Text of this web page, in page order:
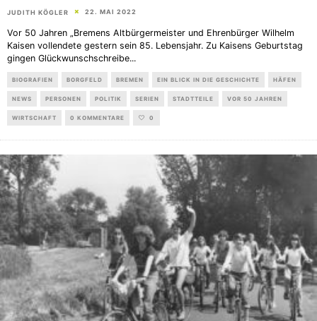
JUDITH KÖGLER 22. MAI 2022
Vor 50 Jahren „Bremens Altbürgermeister und Ehrenbürger Wilhelm
Kaisen vollendete gestern sein 85. Lebensjahr. Zu Kaisens Geburtstag
gingen Glückwunschschreibe...
BIOGRAFIEN BORGFELD BREMEN EIN BLICK IN DIE GESCHICHTE HÄFEN
NEWS PERSONEN POLITIK SERIEN STADTTEILE VOR 50 JAHREN
WIRTSCHAFT 0 KOMMENTARE 0